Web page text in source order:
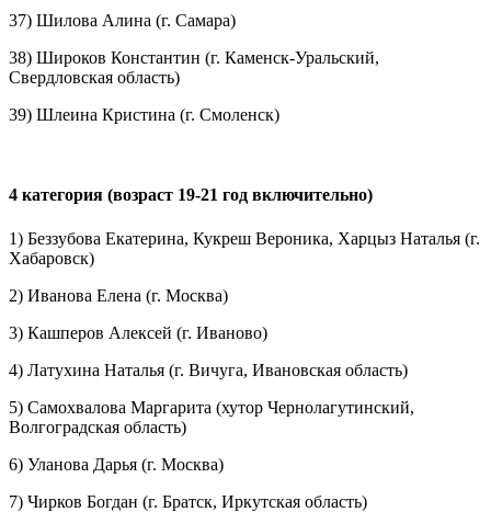
37) Шилова Алина (г. Самара)
38) Широков Константин (г. Каменск-Уральский,
Свердловская область)
39) Шлеина Кристина (г. Смоленск)
4 категория (возраст 19-21 год включительно)
1) Беззубова Екатерина, Кукреш Вероника, Харцыз Наталья (г.
Хабаровск)
2) Иванова Елена (г. Москва)
3) Кашперов Алексей (г. Иваново)
4) Латухина Наталья (г. Вичуга, Ивановская область)
5) Самохвалова Маргарита (хутор Чернолагутинский,
Волгоградская область)
6) Уланова Дарья (г. Москва)
7) Чирков Богдан (г. Братск, Иркутская область)